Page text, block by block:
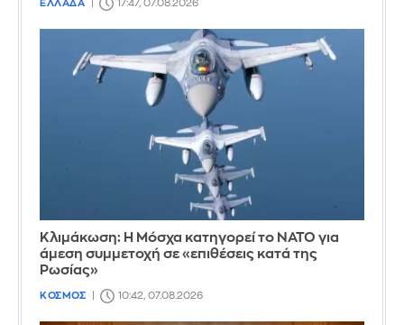
ΕΛΛΑΔΑ 17:47, 07.08.2026
Κλιμάκωση: Η Μόσχα κατηγορεί το ΝΑΤΟ για
άμεση συμμετοχή σε «επιθέσεις κατά της
Ρωσίας»
ΚΟΣΜΟΣ 10:42, 07.08.2026